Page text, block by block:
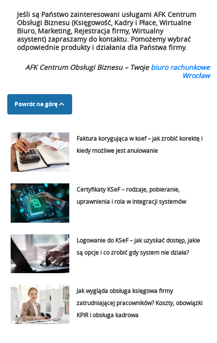
Jeśli są Państwo zainteresowani usługami AFK Centrum
Obsługi Biznesu (Księgowość, Kadry i Płace, Wirtualne
Biuro, Marketing, Rejestracja firmy, Wirtualny
asystent) zapraszamy do kontaktu. Pomożemy wybrać
odpowiednie produkty i działania dla Państwa firmy.
AFK Centrum Obsługi Biznesu – Twoje biuro rachunkowe
Wrocław
Powrót na górę
Faktura korygująca w ksef – jak zrobić korektę i
kiedy możliwe jest anulowanie
Certyfikaty KSeF – rodzaje, pobieranie,
uprawnienia i rola w integracji systemów
Logowanie do KSeF – jak uzyskać dostęp, jakie
są opcje i co zrobić gdy system nie działa?
Jak wygląda obsługa księgowa firmy
zatrudniającej pracowników? Koszty, obowiązki
KPIR i obsługa kadrowa